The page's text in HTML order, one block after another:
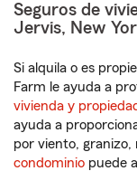
Seguros de
Jervis, New
Si alquila o es
Farm le ayuda a
vivienda y
ayuda a
por viento, granizo,
condominio puede